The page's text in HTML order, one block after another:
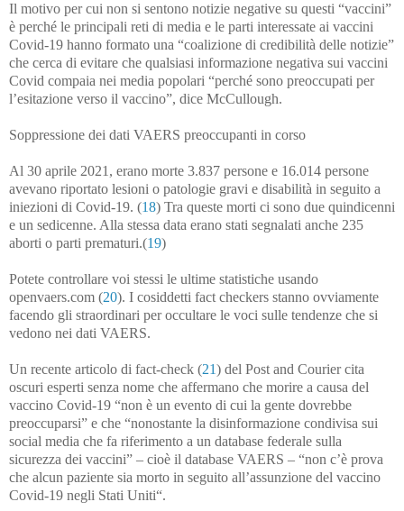
Il motivo per cui non si sentono notizie negative su questi “vaccini”
è perché le principali reti di media e le parti interessate ai vaccini
Covid-19 hanno formato una “coalizione di credibilità delle notizie”
che cerca di evitare che qualsiasi informazione negativa sui vaccini
Covid compaia nei media popolari “perché sono preoccupati per
l’esitazione verso il vaccino”, dice McCullough.
Soppressione dei dati VAERS preoccupanti in corso
Al 30 aprile 2021, erano morte 3.837 persone e 16.014 persone
avevano riportato lesioni o patologie gravi e disabilità in seguito a
iniezioni di Covid-19. (18) Tra queste morti ci sono due quindicenni
e un sedicenne. Alla stessa data erano stati segnalati anche 235
aborti o parti prematuri.(19)
Potete controllare voi stessi le ultime statistiche usando
openvaers.com (20). I cosiddetti fact checkers stanno ovviamente
facendo gli straordinari per occultare le voci sulle tendenze che si
vedono nei dati VAERS.
Un recente articolo di fact-check (21) del Post and Courier cita
oscuri esperti senza nome che affermano che morire a causa del
vaccino Covid-19 “non è un evento di cui la gente dovrebbe
preoccuparsi” e che “nonostante la disinformazione condivisa sui
social media che fa riferimento a un database federale sulla
sicurezza dei vaccini” – cioè il database VAERS – “non c’è prova
che alcun paziente sia morto in seguito all’assunzione del vaccino
Covid-19 negli Stati Uniti“.